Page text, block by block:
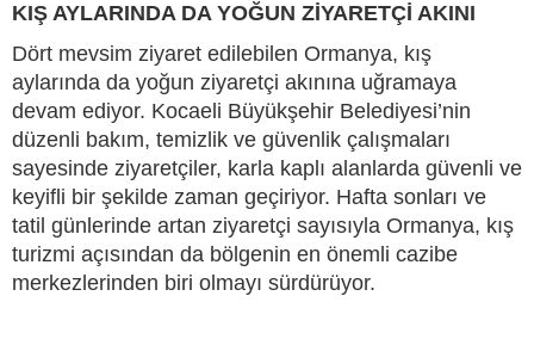
KIŞ AYLARINDA DA YOĞUN ZİYARETÇİ AKINI
Dört mevsim ziyaret edilebilen Ormanya, kış
aylarında da yoğun ziyaretçi akınına uğramaya
devam ediyor. Kocaeli Büyükşehir Belediyesi’nin
düzenli bakım, temizlik ve güvenlik çalışmaları
sayesinde ziyaretçiler, karla kaplı alanlarda güvenli ve
keyifli bir şekilde zaman geçiriyor. Hafta sonları ve
tatil günlerinde artan ziyaretçi sayısıyla Ormanya, kış
turizmi açısından da bölgenin en önemli cazibe
merkezlerinden biri olmayı sürdürüyor.